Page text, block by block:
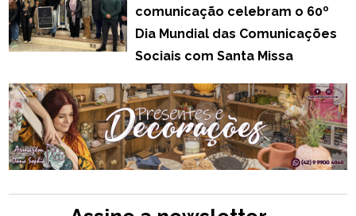
comunicação celebram o 60º
Dia Mundial das Comunicações
Sociais com Santa Missa